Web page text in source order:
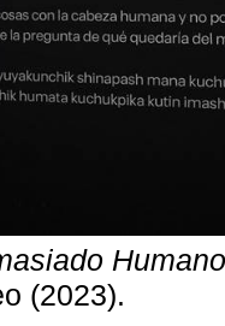
Humano
(2023).